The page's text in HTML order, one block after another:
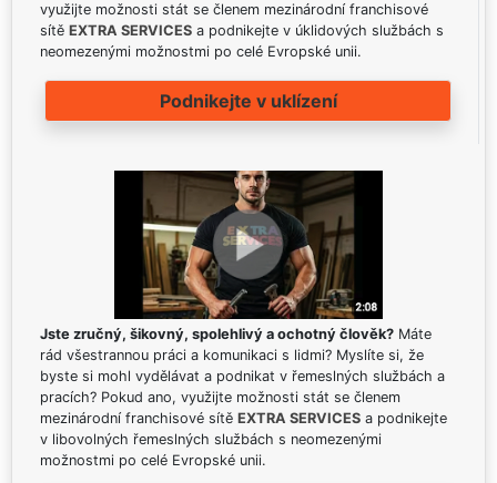
využijte možnosti stát se členem mezinárodní franchisové
sítě EXTRA SERVICES a podnikejte v úklidových službách s
neomezenými možnostmi po celé Evropské unii.
Podnikejte v uklízení
Jste zručný, šikovný, spolehlivý a ochotný člověk? Máte
rád všestrannou práci a komunikaci s lidmi? Myslíte si, že
byste si mohl vydělávat a podnikat v řemeslných službách a
pracích? Pokud ano, využijte možnosti stát se členem
mezinárodní franchisové sítě EXTRA SERVICES a podnikejte
v libovolných řemeslných službách s neomezenými
možnostmi po celé Evropské unii.